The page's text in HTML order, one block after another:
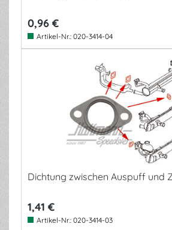
0,96 €
Artikel-Nr.: 020-3414-04
Dichtung zwischen Auspuff und
1,41 €
Artikel-Nr.: 020-3414-03